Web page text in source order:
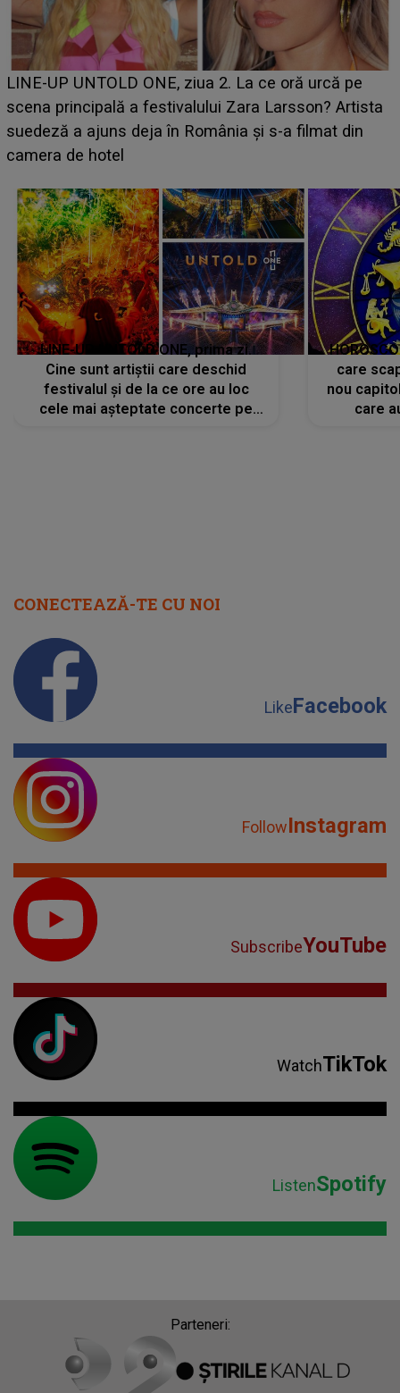
Ce a dezvăluit noua concurentă din "Casa Iubirii" l-a
luat prin surprindere pe Emanuel. CINE ESTE
BĂIATUL VIZAT de Alexandra?! Aflându-se în fața
faptului împlinit, A RECUNOSCUT IMEDIAT: "Am
LINE-UP UNTOLD ONE, prima zi.
Cine sunt artiștii care deschid
festivalul și de la ce ore au loc
cele mai așteptate concerte pe
care
nou
care
CONECTEAZĂ-TE CU NOI
LikeFacebook
FollowInstagram
SubscribeYouTube
WatchTikTok
ListenSpotify
Parteneri: